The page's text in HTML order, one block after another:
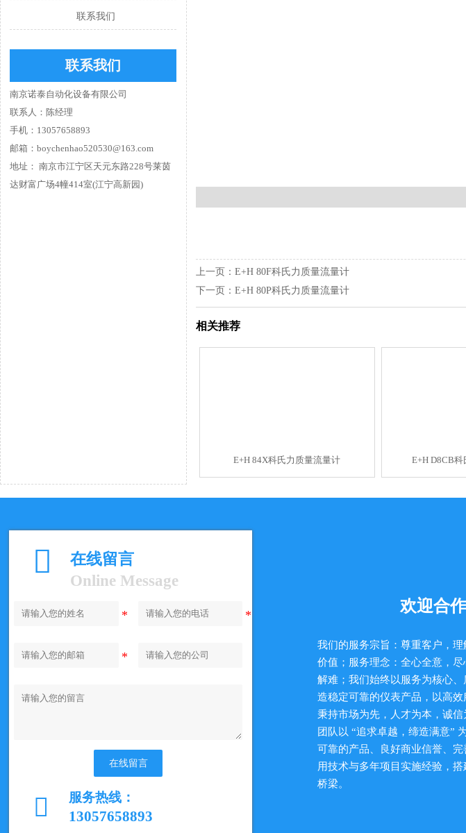
联系我们
联系我们
南京诺泰自动化设备有限公司
联系人：陈经理
手机：13057658893
邮箱：boychenhao520530@163.com
地址： 南京市江宁区天元东路228号莱茵
达财富广场4幢414室(江宁高新园)
上一页：E+H 80F科氏力质量流量计
下一页：E+H 80P科氏力质量流量计
相关推荐
E+H 84X科氏力质量流量计 E+H D8CB

在线留言
Online Message
在线留言
 服务热线：
13057658893
欢迎合作
我们的服务宗旨：尊重客户，
价值；服务理念：全心全意，
解难；我们始终以服务为核心
造稳定可靠的仪表产品，以高效
秉持市场为先，人才为本，诚信
团队以 “追求卓越，缔造满意”
可靠的产品、良好商业信誉、
用技术与多年项目实施经验，
桥梁。